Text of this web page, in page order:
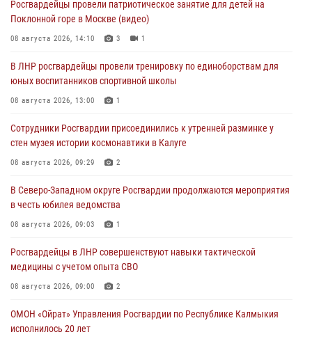
Росгвардейцы провели патриотическое занятие для детей на
Поклонной горе в Москве (видео)
08 августа 2026, 14:10 3 1
В ЛНР росгвардейцы провели тренировку по единоборствам для
юных воспитанников спортивной школы
08 августа 2026, 13:00 1
Сотрудники Росгвардии присоединились к утренней разминке у
стен музея истории космонавтики в Калуге
08 августа 2026, 09:29 2
В Северо-Западном округе Росгвардии продолжаются мероприятия
в честь юбилея ведомства
08 августа 2026, 09:03 1
Росгвардейцы в ЛНР совершенствуют навыки тактической
медицины с учетом опыта СВО
08 августа 2026, 09:00 2
ОМОН «Ойрат» Управления Росгвардии по Республике Калмыкия
исполнилось 20 лет